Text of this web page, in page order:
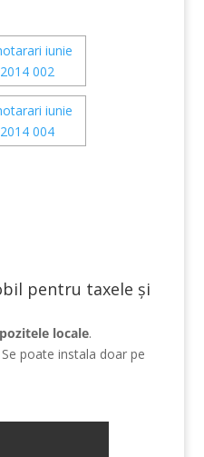
pentru taxele și
locale.
Se poate instala doar pe